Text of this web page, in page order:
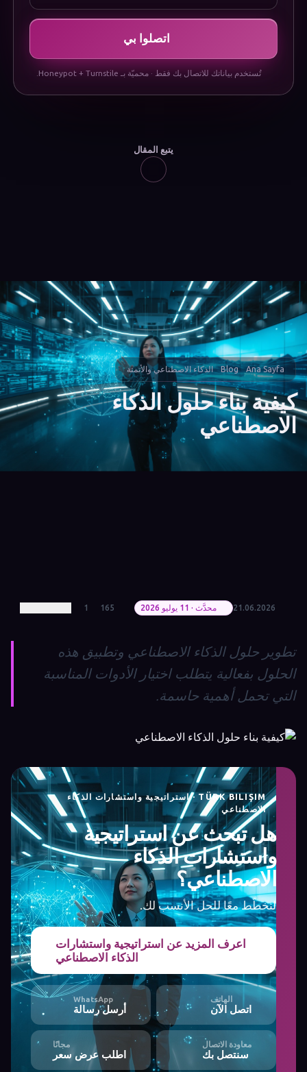
اتصلوا بي
تُستخدم بياناتك للاتصال بك فقط · محميّة بـ Honeypot + Turnstile.
يتبع المقال
Ana Sayfa
Blog الذكاء الاصطناعي والأتمتة
كيفية بناء حلول الذكاء
الاصطناعي
21.06.2026 محدَّث · 11 يوليو 2026 165
1
تطوير حلول الذكاء الاصطناعي وتطبيق هذه
الحلول بفعالية يتطلب اختيار الأدوات المناسبة
التي تحمل أهمية حاسمة.
TÜRK BILIŞIM · استراتيجية واستشارات الذكاء
الاصطناعي
هل تبحث عن استراتيجية
واستشارات الذكاء
الاصطناعي؟
لنخطّط معًا للحل الأنسب لك.
اعرف المزيد عن استراتيجية واستشارات
الذكاء الاصطناعي
الهاتف
اتصل الآن
WhatsApp
أرسل رسالة
معاودة الاتصال
سنتصل بك
مجانًا
اطلب عرض سعر